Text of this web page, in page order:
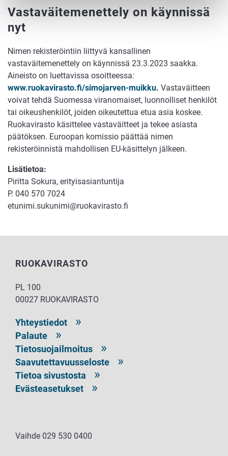
Vastaväitemenettely on käynnissä
nyt
Nimen rekisteröintiin liittyvä kansallinen
vastaväitemenettely on käynnissä 23.3.2023 saakka.
Aineisto on luettavissa osoitteessa:
www.ruokavirasto.fi/simojarven-muikku. Vastaväitteen
voivat tehdä Suomessa viranomaiset, luonnolliset henkilöt
tai oikeushenkilöt, joiden oikeutettua etua asia koskee.
Ruokavirasto käsittelee vastaväitteet ja tekee asiasta
päätöksen. Euroopan komissio päättää nimen
rekisteröinnistä mahdollisen EU-käsittelyn jälkeen.
Lisätietoa:
Piritta Sokura, erityisasiantuntija
P. 040 570 7024
etunimi.sukunimi@ruokavirasto.fi
RUOKAVIRASTO
PL 100
00027 RUOKAVIRASTO
Yhteystiedot
Palaute
Tietosuojailmoitus
Saavutettavuusseloste
Tietoa sivustosta
Evästeasetukset
Vaihde 029 530 0400